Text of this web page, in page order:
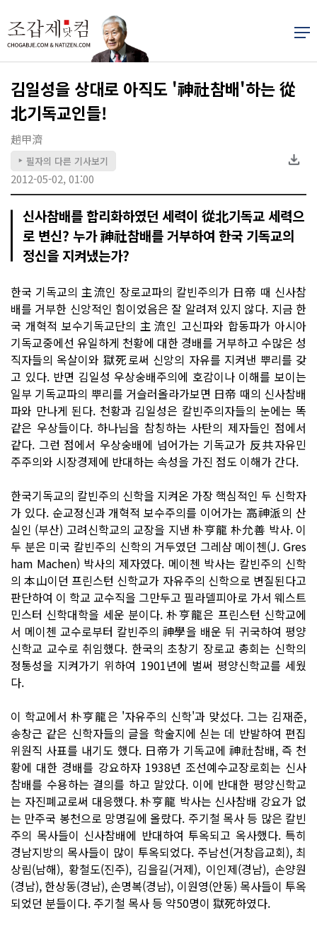
김일성을 상대로 아직도 '神社참배'하는 從
北기독교인들!
趙甲濟
▶ 필자의 다른 기사보기
2012-05-02, 01:00
신사참배를 합리화하였던 세력이 從北기독교 세력으
로 변신? 누가 神社참배를 거부하여 한국 기독교의
정신을 지켜냈는가?
한국 기독교의 主流인 장로교파의 칼빈주의가 日帝 때 신사참
배를 거부한 신앙적인 힘이었음은 잘 알려져 있지 않다. 지금 한
국 개혁적 보수기독교단의 主流인 고신파와 합동파가 아시아
기독교중에선 유일하게 천황에 대한 경배를 거부하고 수많은 성
직자들의 옥살이와 獄死로써 신앙의 자유를 지켜낸 뿌리를 갖
고 있다. 반면 김일성 우상숭배주의에 호감이나 이해를 보이는
일부 기독교파의 뿌리를 거슬러올라가보면 日帝 때의 신사참배
파와 만나게 된다. 천황과 김일성은 칼빈주의자들의 눈에는 똑
같은 우상들이다. 하나님을 참칭하는 사탄의 제자들인 점에서
같다. 그런 점에서 우상숭배에 넘어가는 기독교가 反共자유민
주주의와 시장경제에 반대하는 속성을 가진 점도 이해가 간다.
한국기독교의 칼빈주의 신학을 지켜온 가장 핵심적인 두 신학자
가 있다. 순교정신과 개혁적 보수주의를 이어가는 高神派의 산
실인 (부산) 고려신학교의 교장을 지낸 朴亨龍 朴允善 박사. 이
두 분은 미국 칼빈주의 신학의 거두였던 그레샴 메이첸(J. Gres
ham Machen) 박사의 제자였다. 메이첸 박사는 칼빈주의 신학
의 本山이던 프린스턴 신학교가 자유주의 신학으로 변질된다고
판단하여 이 학교 교수직을 그만두고 필라델피아로 가서 웨스트
민스터 신학대학을 세운 분이다. 朴亨龍은 프린스턴 신학교에
서 메이첸 교수로부터 칼빈주의 神學을 배운 뒤 귀국하여 평양
신학교 교수로 취임했다. 한국의 초창기 장로교 총회는 신학의
정통성을 지켜가기 위하여 1901년에 벌써 평양신학교를 세웠
다.
이 학교에서 朴亨龍은 '자유주의 신학'과 맞섰다. 그는 김재준,
송창근 같은 신학자들의 글을 학술지에 싣는 데 반발하여 편집
위원직 사표를 내기도 했다. 日帝가 기독교에 神社참배, 즉 천
황에 대한 경배를 강요하자 1938년 조선예수교장로회는 신사
참배를 수용하는 결의를 하고 말았다. 이에 반대한 평양신학교
는 자진폐교로써 대응했다. 朴亨龍 박사는 신사참배 강요가 없
는 만주국 봉천으로 망명길에 올랐다. 주기철 목사 등 많은 칼빈
주의 목사들이 신사참배에 반대하여 투옥되고 옥사했다. 특히
경남지방의 목사들이 많이 투옥되었다. 주남선(거창읍교회), 최
상림(남해), 황철도(진주), 김을길(거제), 이인제(경남), 손양원
(경남), 한상동(경남), 손명복(경남), 이원영(안동) 목사들이 투옥
되었던 분들이다. 주기철 목사 등 약50명이 獄死하였다.